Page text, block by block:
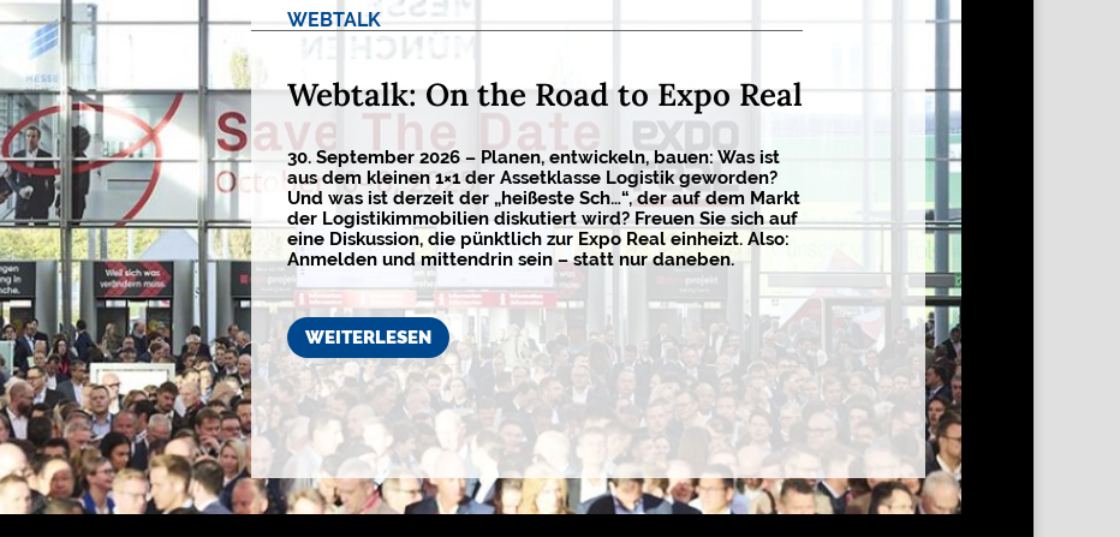
WEBTALK
Webtalk: On the Road to Expo Real
30. September 2026 – Planen, entwickeln, bauen: Was ist
aus dem kleinen 1×1 der Assetklasse Logistik geworden?
Und was ist derzeit der „heißeste Sch…“, der auf dem Markt
der Logistikimmobilien diskutiert wird? Freuen Sie sich auf
eine Diskussion, die pünktlich zur Expo Real einheizt. Also:
Anmelden und mittendrin sein – statt nur daneben.
WEITERLESEN